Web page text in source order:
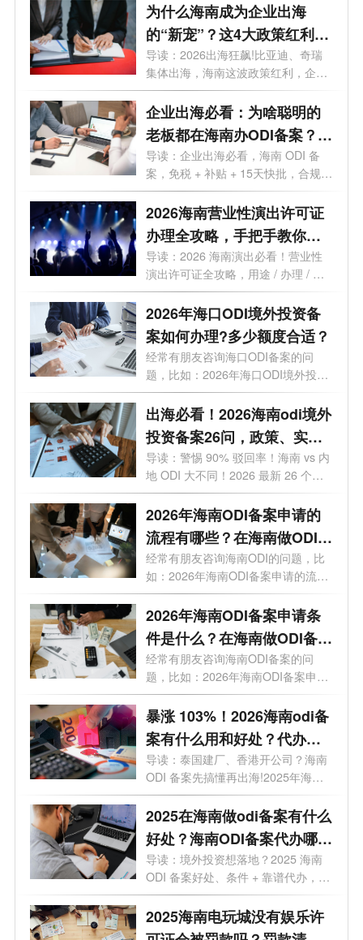
为什么海南成为企业出海
的“新宠”？这4大政策红利
90%老板不知道
导读：2026出海狂飙!比亚迪、奇瑞
集体出海，海南这波政策红利，企业
老板再...
企业出海必看：为啥聪明的
老板都在海南办ODI备案？这
5大红利太香
导读：企业出海必看，海南 ODI 备
案，免税 + 补贴 + 15天快批，合规出
海一步...
2026海南营业性演出许可证
办理全攻略，手把手教你避
开90%的坑！
导读：2026 海南演出必看！营业性
演出许可证全攻略，用途 / 办理 / 地
点 / 流...
2026年海口ODI境外投资备
案如何办理?多少额度合适？
经常有朋友咨询海口ODI备案的问
题，比如：2026年海口ODI境外投资
备案如何办...
出海必看！2026海南odi境外
投资备案26问，政策、实
操、避坑全覆盖
导读：警惕 90% 驳回率！海南 vs 内
地 ODI 大不同！2026 最新 26 个高
频问题，专...
2026年海南ODI备案申请的
流程有哪些？在海南做ODI备
案通过几率高吗？
经常有朋友咨询海南ODI的问题，比
如：2026年海南ODI备案申请的流程
有哪些？...
2026年海南ODI备案申请条
件是什么？在海南做ODI备案
有什么好处?
经常有朋友咨询海南ODI备案的问
题，比如：2026年海南ODI备案申请
条件是什么...
暴涨 103%！2026海南odi备
案有什么用和好处？代办选
哪家？一文讲透
导读：泰国建厂、香港开公司？海南
ODI 备案先搞懂再出海!2025年海南
企业境外...
2025在海南做odi备案有什么
好处？海南ODI备案代办哪家
靠谱？一文了解
导读：境外投资想落地？2025 海南
ODI 备案好处、条件 + 靠谱代办，全
给你整...
2025海南电玩城没有娱乐许